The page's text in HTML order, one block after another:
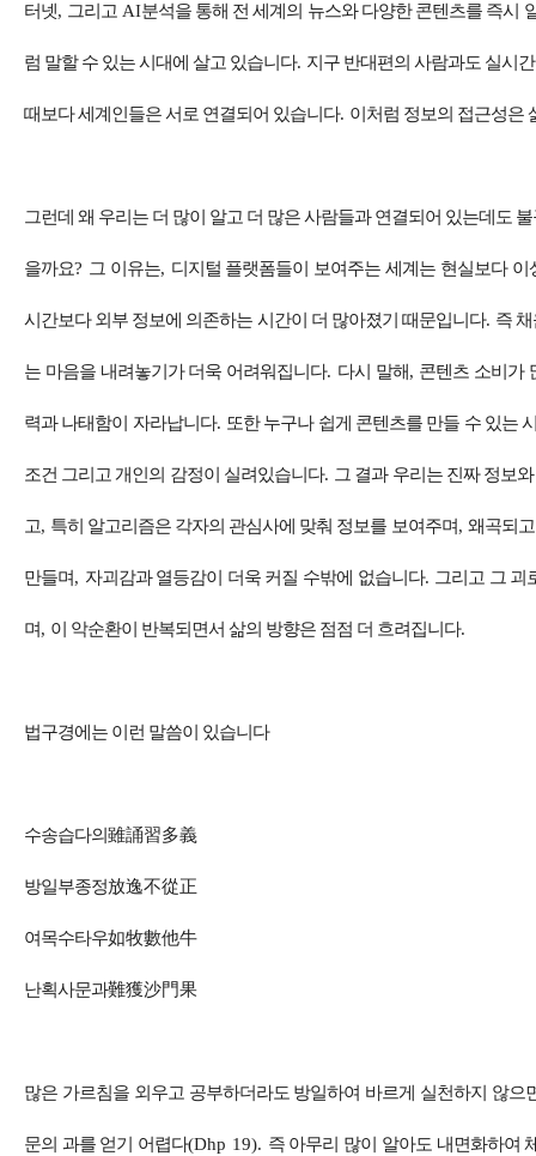
터넷, 그리고 AI분석을 통해 전 세계의 뉴스와 다양한 콘텐츠를 즉시
럼 말할 수 있는 시대에 살고 있습니다. 지구 반대편의 사람과도 실시
때보다 세계인들은 서로 연결되어 있습니다. 이처럼 정보의 접근성은
그런데 왜 우리는 더 많이 알고 더 많은 사람들과 연결되어 있는데도
을까요? 그 이유는, 디지털 플랫폼들이 보여주는 세계는 현실보다 이
시간보다 외부 정보에 의존하는 시간이 더 많아졌기 때문입니다. 즉
는 마음을 내려놓기가 더욱 어려워집니다. 다시 말해, 콘텐츠 소비가
력과 나태함이 자라납니다. 또한 누구나 쉽게 콘텐츠를 만들 수 있는
조건 그리고 개인의 감정이 실려있습니다. 그 결과 우리는 진짜 정보
고, 특히 알고리즘은 각자의 관심사에 맞춰 정보를 보여주며, 왜곡되
만들며, 자괴감과 열등감이 더욱 커질 수밖에 없습니다. 그리고 그 괴
며, 이 악순환이 반복되면서 삶의 방향은 점점 더 흐려집니다.
법구경에는 이런 말씀이 있습니다
수송습다의雖誦習多義
방일부종정放逸不從正
여목수타우如牧數他牛
난획사문과難獲沙門果
많은 가르침을 외우고 공부하더라도 방일하여 바르게 실천하지 않으
문의 과를 얻기 어렵다(Dhp 19). 즉 아무리 많이 알아도 내면화하여